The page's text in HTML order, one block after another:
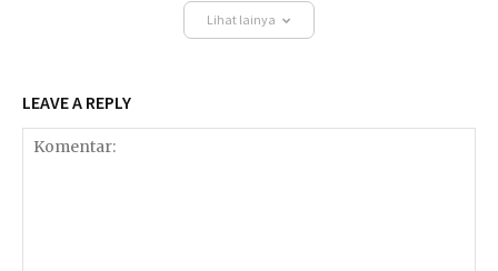
Lihat lainya
LEAVE A REPLY